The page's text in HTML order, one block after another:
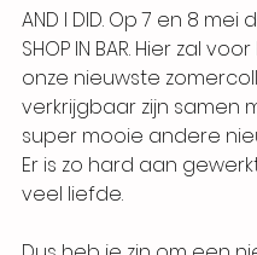
AND I DID. Op 7 en 8 mei
SHOP IN BAR. Hier zal
onze nieuwste
verkrijgbaar zijn samen
super mooie andere
Er is zo hard aan
veel liefde.